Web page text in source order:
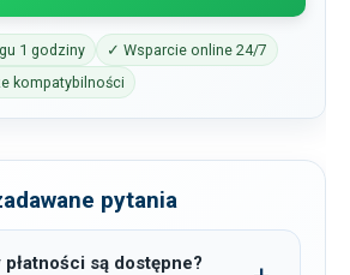
1 godziny
✓ Wsparcie online 24/7
kompatybilności
pytania
są dostępne?